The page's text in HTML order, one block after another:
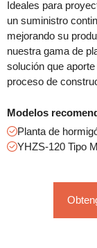
Ideales para
un suministro
mejorando su
nuestra gama de
solución que
proceso de
Modelos
Planta de
YHZS-120 Tipo